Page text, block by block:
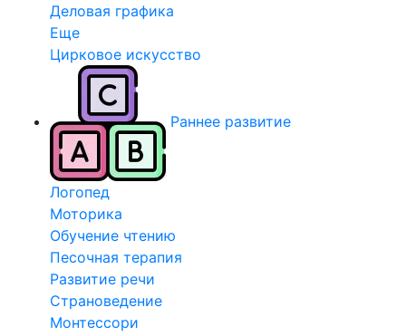
Деловая графика
Еще
Цирковое искусство
Раннее развитие
Логопед
Моторика
Обучение чтению
Песочная терапия
Развитие речи
Страноведение
Монтессори